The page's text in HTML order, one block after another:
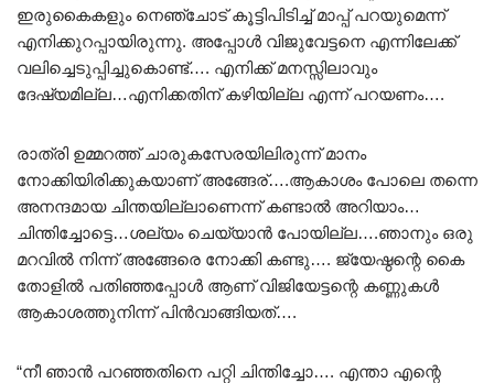
ഇരുകൈകളും നെഞ്ചോട് കൂട്ടിപിടിച്ച് മാപ്പ് പറയുമെന്ന്
എനിക്കുറപ്പായിരുന്നു. അപ്പോൾ വിജുവേട്ടനെ എന്നിലേക്ക്
വലിച്ചെടുപ്പിച്ചുകൊണ്ട്…. എനിക്ക് മനസ്സിലാവും
ദേഷ്യമില്ല…എനിക്കതിന് കഴിയില്ല എന്ന് പറയണം….
രാത്രി ഉമ്മറത്ത് ചാരുകസേരയിലിരുന്ന് മാനം
നോക്കിയിരിക്കുകയാണ് അങ്ങേര്….ആകാശം പോലെ തന്നെ
അനന്ദമായ ചിന്തയില്ലാണെന്ന് കണ്ടാൽ അറിയാം…
ചിന്തിച്ചോട്ടെ…ശല്യം ചെയ്യാൻ പോയില്ല….ഞാനും ഒരു
മറവിൽ നിന്ന് അങ്ങേരെ നോക്കി കണ്ടു…. ജ്യേഷ്ഠന്റെ കൈ
തോളിൽ പതിഞ്ഞപ്പോൾ ആണ് വിജിയേട്ടന്റെ കണ്ണുകൾ
ആകാശത്തുനിന്ന് പിൻവാങ്ങിയത്….
“നീ ഞാൻ പറഞ്ഞതിനെ പറ്റി ചിന്തിച്ചോ…. എന്താ എന്റെ